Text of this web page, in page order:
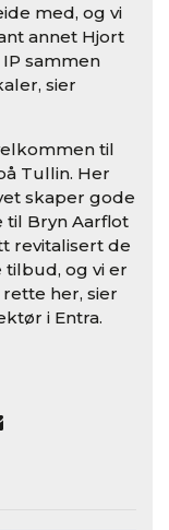
med, og vi
annet Hjort
sammen
sier
til
Tullin. Her
skaper gode
til Bryn Aarflot
revitalisert de
og vi er
her, sier
i Entra.